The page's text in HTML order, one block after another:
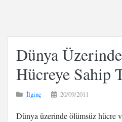
Dünya
Hücreye Sahip
İlginç 20/09/2011
Dünya üzerinde ölümsüz hücre